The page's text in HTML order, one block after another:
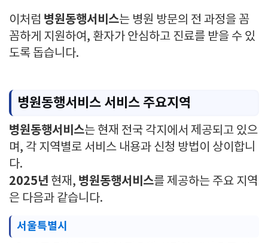
이처럼 병원동행서비스는 병원 방문의 전 과정을 꼼
꼼하게 지원하여, 환자가 안심하고 진료를 받을 수 있
도록 돕습니다.
병원동행서비스 서비스 주요지역
병원동행서비스는 현재 전국 각지에서 제공되고 있으
며, 각 지역별로 서비스 내용과 신청 방법이 상이합니
다.
2025년 현재, 병원동행서비스를 제공하는 주요 지역
은 다음과 같습니다.
서울특별시